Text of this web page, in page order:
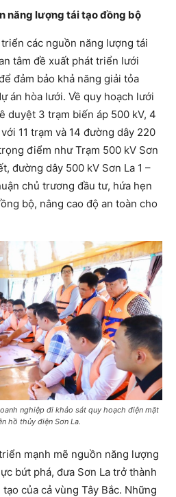
năng lượng tái tạo đồng bộ
các nguồn năng lượng tái
tâm đề xuất phát triển lưới
đảm bảo khả năng giải tỏa
án hòa lưới. Về quy hoạch lưới
duyệt 3 trạm biến áp 500 kV, 4
11 trạm và 14 đường dây 220
điểm như Trạm 500 kV Sơn
đường dây 500 kV Sơn La 1 –
chủ trương đầu tư, hứa hẹn
bộ, nâng cao độ an toàn cho
nghiệp đi khảo sát quy hoạch điện mặt
hồ thủy điện Sơn La.
mạnh mẽ nguồn năng lượng
bứt phá, đưa Sơn La trở thành
của cả vùng Tây Bắc. Những